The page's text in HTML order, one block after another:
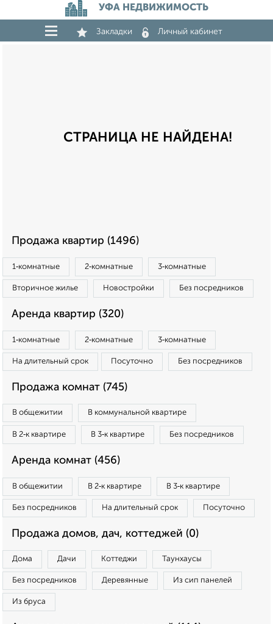
УФА НЕДВИЖИМОСТЬ
Закладки Личный кабинет
СТРАНИЦА НЕ НАЙДЕНА!
Продажа квартир (1496)
1‑комнатные 2‑комнатные 3‑комнатные
Вторичное жилье Новостройки Без посредников
Аренда квартир (320)
1‑комнатные 2‑комнатные 3‑комнатные
На длительный срок Посуточно Без посредников
Продажа комнат (745)
В общежитии В коммунальной квартире
В 2‑к квартире В 3‑к квартире Без посредников
Аренда комнат (456)
В общежитии В 2‑к квартире В 3‑к квартире
Без посредников На длительный срок Посуточно
Продажа домов, дач, коттеджей (0)
Дома Дачи Коттеджи Таунхаусы
Без посредников Деревянные Из сип панелей
Из бруса